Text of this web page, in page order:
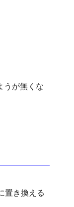
うが無くな
置き換える